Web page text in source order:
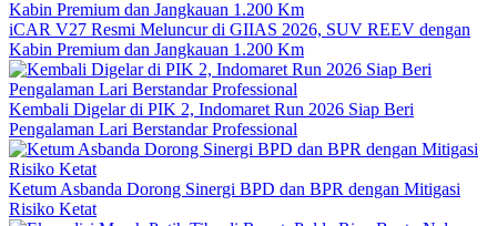
iCAR V27 Resmi Meluncur di GIIAS 2026, SUV REEV dengan
Kabin Premium dan Jangkauan 1.200 Km
Kembali Digelar di PIK 2, Indomaret Run 2026 Siap Beri
Pengalaman Lari Berstandar Professional
Ketum Asbanda Dorong Sinergi BPD dan BPR dengan Mitigasi
Risiko Ketat